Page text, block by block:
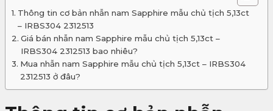
Thông tin cơ bản nhẫn nam Sapphire mẫu chủ tịch 5,13ct
– IRBS304 2312513
Giá bán nhẫn nam Sapphire mẫu chủ tịch 5,13ct –
IRBS304 2312513 bao nhiêu?
Mua nhẫn nam Sapphire mẫu chủ tịch 5,13ct – IRBS304
2312513 ở đâu?